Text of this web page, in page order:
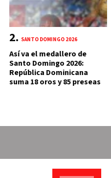
SANTO DOMINGO 2026
Así va el medallero de
Santo Domingo 2026:
República Dominicana
suma 18 oros y 85 preseas